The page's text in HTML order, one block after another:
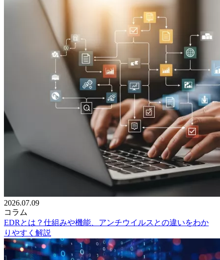
2026.07.09
コラム
EDRとは？仕組みや機能、アンチウイルスとの違いをわか
りやすく解説